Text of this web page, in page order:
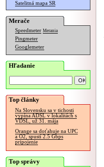
Satelitná mapa SR
Merače
Speedmeter Merania
Pingmeter
Googlemeter
Hľadanie
Top články
Na Slovensku sa v tichosti
vypína ADSL v lokalitách s
VDSL, už 31. mája
Orange sa doťahuje na UPC
a O2, spustí 2.5 Gbps
pripojenie
Top správy